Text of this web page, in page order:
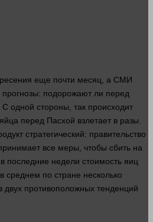
еще почти месяц, а СМИ
прогнозы: подорожают ли перед
С одной стороны , так происходит
перед Пасхой взлетает в разы.
стратегический: правительство
все меры, чтобы сбить на
последние недели стоимость яиц
среднем по стране несколько
двух противоположных тенденций